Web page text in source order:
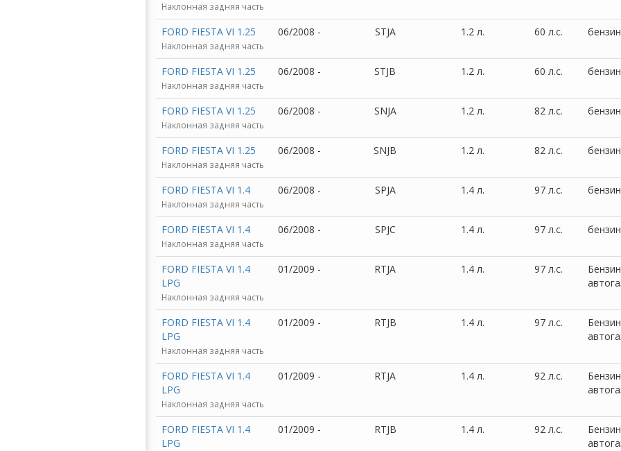
Наклонная задняя часть
FORD FIESTA VI 1.25
Наклонная задняя часть
06/2008 - STJA 1.2 л. 60 л.с. бензин
FORD FIESTA VI 1.25
Наклонная задняя часть
06/2008 - STJB 1.2 л. 60 л.с. бензин
FORD FIESTA VI 1.25
Наклонная задняя часть
06/2008 - SNJA 1.2 л. 82 л.с. бензин
FORD FIESTA VI 1.25
Наклонная задняя часть
06/2008 - SNJB 1.2 л. 82 л.с. бензин
FORD FIESTA VI 1.4
Наклонная задняя часть
06/2008 - SPJA 1.4 л. 97 л.с. бензин
FORD FIESTA VI 1.4
Наклонная задняя часть
06/2008 - SPJC 1.4 л. 97 л.с. бензин
FORD FIESTA VI 1.4
LPG
Наклонная задняя часть
01/2009 - RTJA 1.4 л. 97 л.с.
FORD FIESTA VI 1.4
LPG
Наклонная задняя часть
01/2009 - RTJB 1.4 л. 97 л.с.
FORD FIESTA VI 1.4
LPG
Наклонная задняя часть
01/2009 - RTJA 1.4 л. 92 л.с.
FORD FIESTA VI 1.4
LPG
01/2009 - RTJB 1.4 л. 92 л.с.